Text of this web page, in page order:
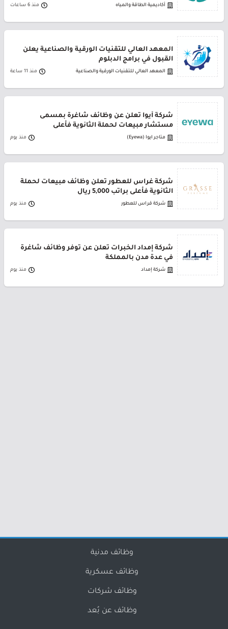
أكاديمية الطاقة والمياه منذ 6 ساعات
المعهد العالي للتقنيات الورقية والصناعية يعلن
القبول في برامج الدبلوم
المعهد العالي للتقنيات الورقية والصناعية منذ 11 ساعة
شركة أيوا تعلن عن وظائف شاغرة بمسمى
مستشار مبيعات لحملة الثانوية فأعلى
متاجر ايوا (Eyewa) منذ يوم
شركة غراس للعطور تعلن وظائف مبيعات لحملة
الثانوية فأعلى براتب 5,000 ريال
شركة قراس للعطور منذ يوم
شركة إمداد الخبرات تعلن عن توفر وظائف شاغرة
في عدة مدن بالمملكة
شركة إمداد منذ يوم
وظائف مدنية
وظائف عسكرية
وظائف شركات
وظائف عن بُعد